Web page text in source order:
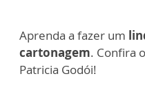
Aprenda a fazer um
cartonagem. Confira
Patricia Godói!